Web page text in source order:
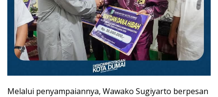
Melalui penyampaiannya, Wawako Sugiyarto berpesan